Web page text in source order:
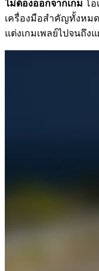
ไม่ต้องออกจากเกม โอ
เครื่องมือสำคัญทั้งหม
แต่งเกมเพลย์ไปจนถึง